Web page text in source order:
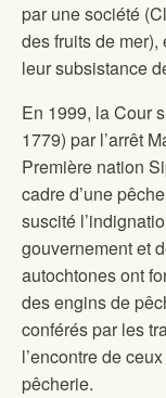
par une société
des fruits de
leur subsistance
En 1999, la Cour
1779) par l’arrêt
Première nation
cadre d’une
suscité
gouvernement et
autochtones ont
des engins de
conférés par les
l’encontre de
pêcherie.